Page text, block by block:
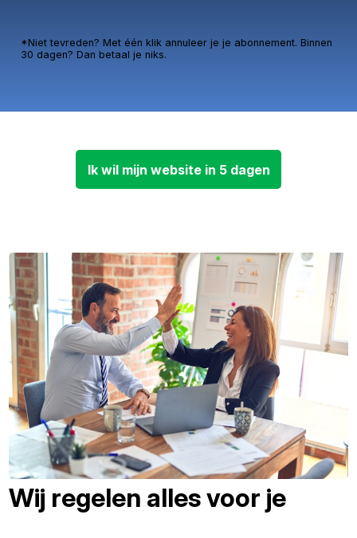
*Niet tevreden? Met één klik annuleer je je abonnement. Binnen
30 dagen? Dan betaal je niks.
Ik wil mijn website in 5 dagen
Wij regelen alles voor je